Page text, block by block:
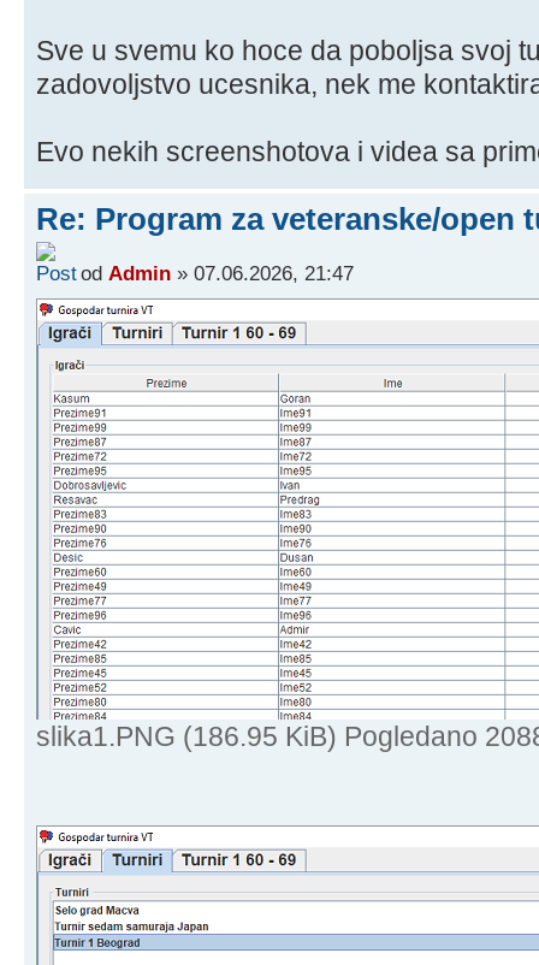
Sve u svemu ko hoce da poboljsa svoj
zadovoljstvo ucesnika, nek me
Evo nekih screenshotova i videa sa
Re: Program za veteranske/open
od Admin » 07.06.2026, 21:47
slika1.PNG (186.95 KiB) Pogledano